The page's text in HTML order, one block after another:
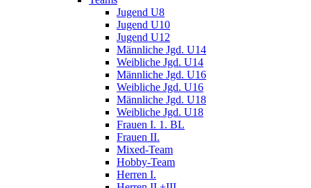
Jugend U8
Jugend U10
Jugend U12
Männliche Jgd. U14
Weibliche Jgd. U14
Männliche Jgd. U16
Weibliche Jgd. U16
Männliche Jgd. U18
Weibliche Jgd. U18
Frauen I. 1. BL
Frauen II.
Mixed-Team
Hobby-Team
Herren I.